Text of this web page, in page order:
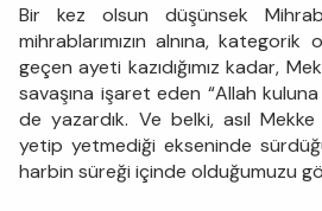
Bir kez olsun düşünsek
mihrablarımızın alnına,
geçen ayeti kazıdığımız kadar,
savaşına işaret eden “Allah
de yazardık. Ve belki, asıl Mekke
yetip yetmediği ekseninde
harbin süreği içinde olduğumuzu